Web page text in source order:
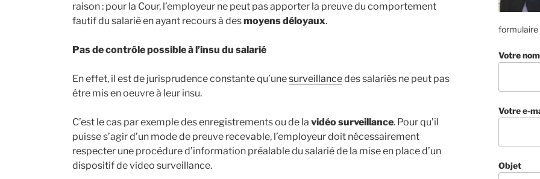
raison : pour la Cour, l’employeur ne peut pas apporter la preuve du comportement
fautif du salarié en ayant recours à desmoyens déloyaux.
Pas de contrôle possible à l’insu du salarié
En effet, il est de jurisprudence constante qu’unesurveillancedes salariés ne peut pas
être mis en oeuvre à leur insu.
C’est le cas par exemple des enregistrements ou de la vidéo surveillance. Pour qu’il
puisse s’agir d’un mode de preuve recevable, l’employeur doit nécessairement
respecter une procédure d’information préalable du salarié de la mise en place d’un
dispositif de video surveillance.
formulaire
Votre nom
Votre e-
Objet